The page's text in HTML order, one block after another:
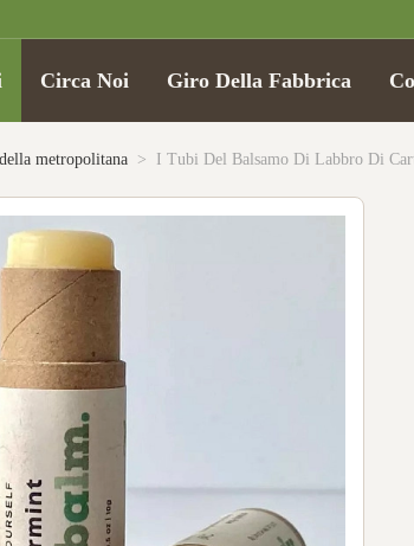
Circa Noi Giro Della Fabbrica
metropolitana > I Tubi Del Balsamo Di Labbro Di